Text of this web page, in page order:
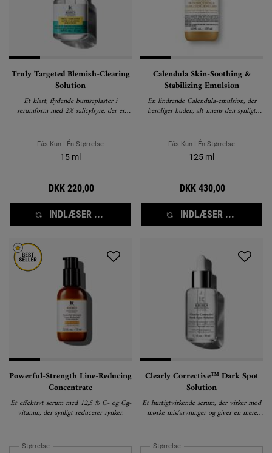
Truly Targeted Blemish-Clearing
Solution
Et klart, flydende bumseplaster i
serumform med 2% salicylsyre, der er
bumser.
Fås Kun I Én Størrelse
15 ml
DKK 220,00
INDLÆSER ...
Calendula Skin-Soothing &
Stabilizing Emulsion
En lindrende Calendula-emulsion, der
beroliger huden, alt imens den synligt
Fås Kun I Én Størrelse
125 ml
DKK 430,00
INDLÆSER ...
Powerful-Strength Line-Reducing
Concentrate
Et effektivt serum med 12,5 % C- og Cg-
vitamin, der synligt reducerer rynker.
Størrelse
Clearly Corrective™ Dark Spot
Solution
Et hurtigtvirkende serum, der virker mod
mørke misfarvninger og giver en mere
Størrelse